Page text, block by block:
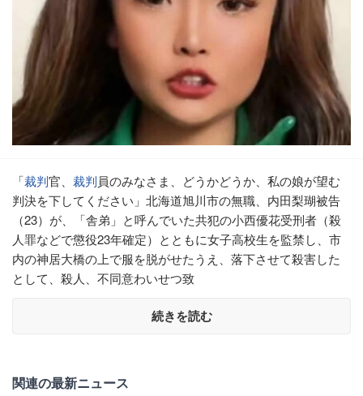
「裁判官、 裁判員のみなさま、どうかどうか、私の娘が望む
判決を下してください」北海道旭川市の無職、内田梨瑚被告
（23）が、「舎弟」と呼んでいた共犯の小西優花受刑者（殺
人罪などで懲役23年確定）とともに女子高校生を監禁し、市
内の神居大橋の上で服を脱がせたうえ、落下させて殺害した
として、殺人、不同意わいせつ致
続きを読む
関連の最新ニュース